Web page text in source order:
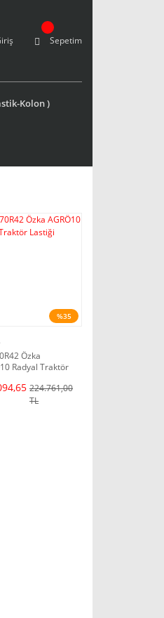
Sepetim
Kolon )
%35
Özka
Radyal Traktör
224.761,00
TL